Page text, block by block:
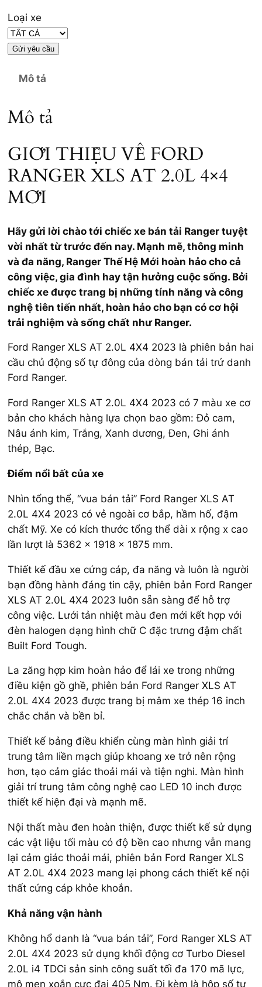
Loại xe
Mô tả
Mô tả
GIỚI THIỆU VỀ FORD
RANGER XLS AT 2.0L 4×4
MỚI
Hãy gửi lời chào tới chiếc xe bán tải Ranger tuyệt
vời nhất từ trước đến nay. Mạnh mẽ, thông minh
và đa năng, Ranger Thế Hệ Mới hoàn hảo cho cả
công việc, gia đình hay tận hưởng cuộc sống. Bởi
chiếc xe được trang bị những tính năng và công
nghệ tiên tiến nhất, hoàn hảo cho bạn có cơ hội
trải nghiệm và sống chất như Ranger.
Ford Ranger XLS AT 2.0L 4X4 2023 là phiên bản hai
cầu chủ động số tự đông của dòng bán tải trứ danh
Ford Ranger.
Ford Ranger XLS AT 2.0L 4X4 2023 có 7 màu xe cơ
bản cho khách hàng lựa chọn bao gồm: Đỏ cam,
Nâu ánh kim, Trắng, Xanh dương, Đen, Ghi ánh
thép, Bạc.
Điểm nổi bất của xe
Nhìn tổng thể, “vua bán tải” Ford Ranger XLS AT
2.0L 4X4 2023 có vẻ ngoài cơ bắp, hầm hố, đậm
chất Mỹ. Xe có kích thước tổng thể dài x rộng x cao
lần lượt là 5362 x 1918 x 1875 mm.
Thiết kế đầu xe cứng cáp, đa năng và luôn là người
bạn đồng hành đáng tin cậy, phiên bản Ford Ranger
XLS AT 2.0L 4X4 2023 luôn sẵn sàng để hỗ trợ
công việc. Lưới tản nhiệt màu đen mới kết hợp với
đèn halogen dạng hình chữ C đặc trưng đậm chất
Built Ford Tough.
La zăng hợp kim hoàn hảo để lái xe trong những
điều kiện gồ ghề, phiên bản Ford Ranger XLS AT
2.0L 4X4 2023 được trang bị mâm xe thép 16 inch
chắc chắn và bền bỉ.
Thiết kế bảng điều khiển cùng màn hình giải trí
trung tâm liền mạch giúp khoang xe trở nên rộng
hơn, tạo cảm giác thoải mái và tiện nghi. Màn hình
giải trí trung tâm công nghệ cao LED 10 inch được
thiết kế hiện đại và mạnh mẽ.
Nội thất màu đen hoàn thiện, được thiết kế sử dụng
các vật liệu tối màu có độ bền cao nhưng vẫn mang
lại cảm giác thoải mái, phiên bản Ford Ranger XLS
AT 2.0L 4X4 2023 mang lại phong cách thiết kế nội
thất cứng cáp khỏe khoắn.
Khả năng vận hành
Không hổ danh là “vua bán tải”, Ford Ranger XLS AT
2.0L 4X4 2023 sử dụng khối động cơ Turbo Diesel
2.0L i4 TDCi sản sinh công suất tối đa 170 mã lực,
mô men xoắn cực đại 405 Nm. Đi kèm là hộp số tự